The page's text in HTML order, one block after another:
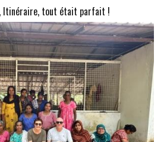
Itinéraire, tout était parfait !